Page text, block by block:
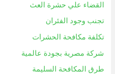
القضاء علي حشرة العث
تجنب وجود الفئران
تكلفة مكافحة الحشرات
شركة مصرية بجودة عالمية
طرق المكافحة السليمة